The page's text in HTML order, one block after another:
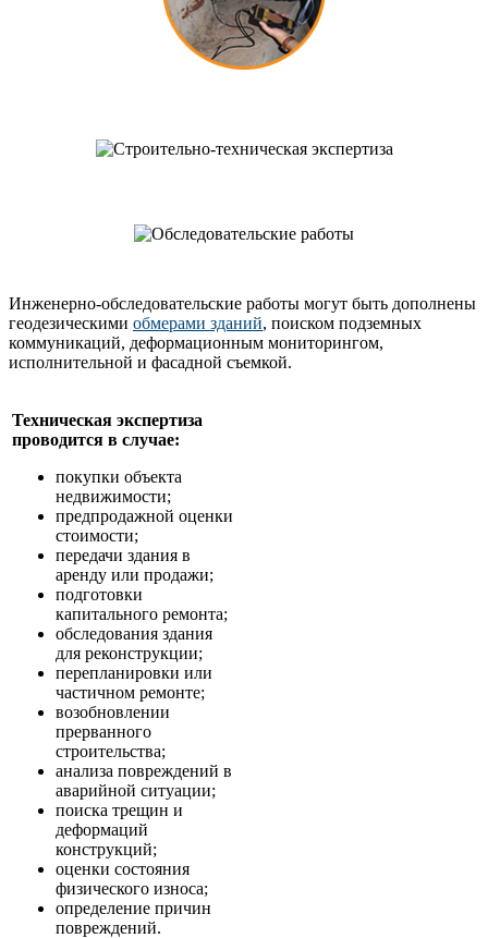
Инженерно-обследовательские работы могут быть дополнены
геодезическими обмерами зданий, поиском подземных
коммуникаций, деформационным мониторингом,
исполнительной и фасадной съемкой.
Техническая экспертиза
проводится в случае:
покупки объекта
недвижимости;
предпродажной оценки
стоимости;
передачи здания в
аренду или продажи;
подготовки
капитального ремонта;
обследования здания
для реконструкции;
перепланировки или
частичном ремонте;
возобновлении
прерванного
строительства;
анализа повреждений в
аварийной ситуации;
поиска трещин и
деформаций
конструкций;
оценки состояния
физического износа;
определение причин
повреждений.